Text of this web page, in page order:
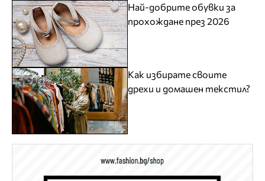
Най-добрите обувки за
прохождане през 2026
Как избирате своите
дрехи и домашен текстил?